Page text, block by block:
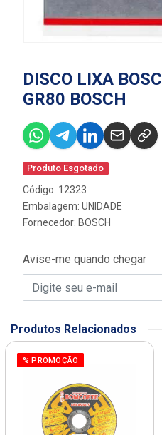
DISCO LIXA
GR80 BOSCH
Produto Esgotado
Código: 12323
Embalagem: UNIDADE
Fornecedor: BOSCH
Avise-me quando chegar
Produtos Relacionados
% PROMOÇÃO